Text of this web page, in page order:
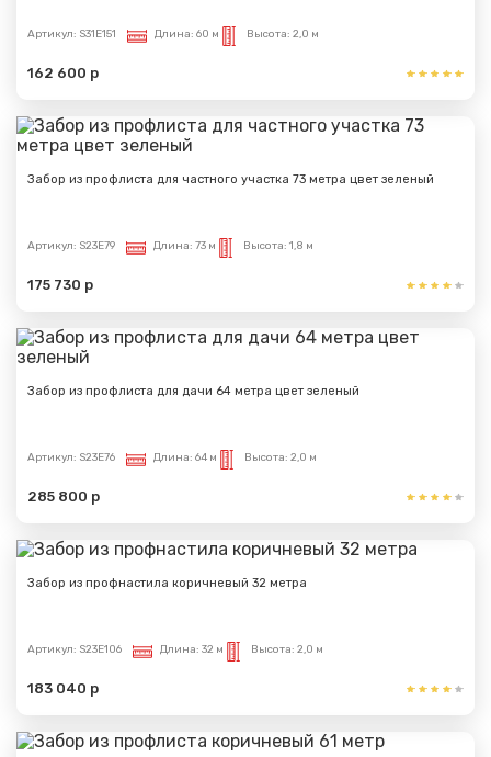
Артикул: S31E151 Длина: 60 м Высота: 2,0 м
162 600 р
Забор из профлиста для частного участка 73 метра цвет зеленый
Артикул: S23E79 Длина: 73 м Высота: 1,8 м
175 730 р
Забор из профлиста для дачи 64 метра цвет зеленый
Артикул: S23E76 Длина: 64 м Высота: 2,0 м
285 800 р
Забор из профнастила коричневый 32 метра
Артикул: S23E106 Длина: 32 м Высота: 2,0 м
183 040 р